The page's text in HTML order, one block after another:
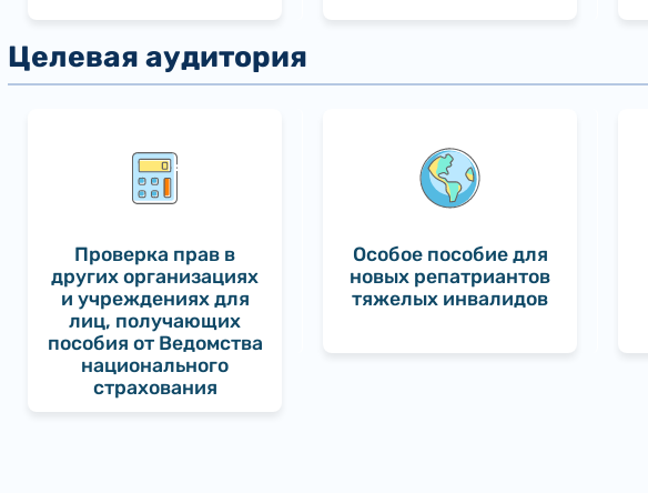
Проверка прав в
других организациях
и учреждениях для
лиц, получающих
пособия от Ведомства
национального
страхования
Особое пособие для
новых репатриантов
тяжелых инвалидов